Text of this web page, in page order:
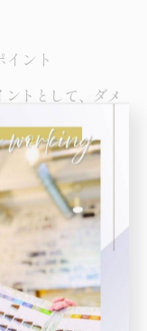
ント
トとして、ダメ
に合わせたオー
ましょう。特に
パーソナルな提
質、アフターケ
自宅ケア方法
いても具体的に